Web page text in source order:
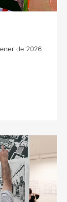
de 2026